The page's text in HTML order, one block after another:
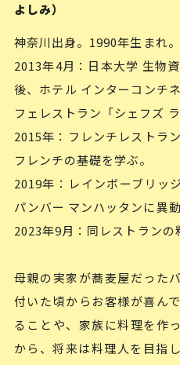
よしみ）
神奈川出身。1990年生まれ。
2013年4月：日本大学 生物
後、ホテル インターコンチ
フェレストラン「シェフズ
2015年：フレンチレストラ
フレンチの基礎を学ぶ。
2019年：レインボーブリッ
パンバー マンハッタンに異動
2023年9月：同レストランの
母親の実家が蕎麦屋だった
付いた頃からお客様が喜ん
ることや、家族に料理を作
から、将来は料理人を目指